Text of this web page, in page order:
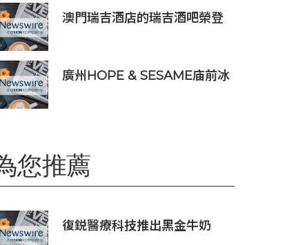
澳門瑞吉酒店的瑞吉酒吧榮登
廣州HOPE & SESAME庙前冰
您推薦
復鋭醫療科技推出黑金牛奶